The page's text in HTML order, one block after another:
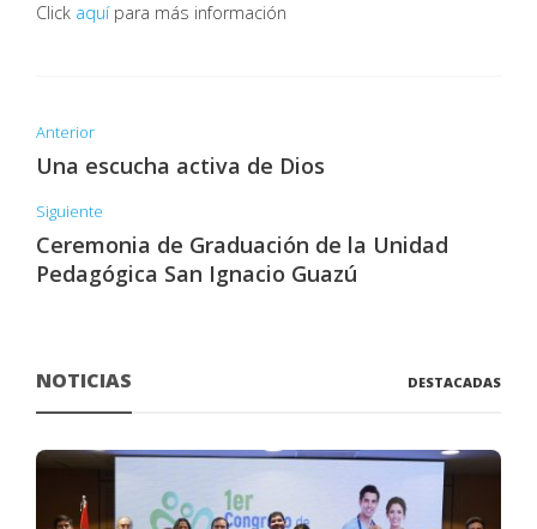
Click aquípara más información
Anterior
Una escucha activa de Dios
Siguiente
Ceremonia de Graduación de la Unidad
Pedagógica San Ignacio Guazú
NOTICIAS DESTACADAS